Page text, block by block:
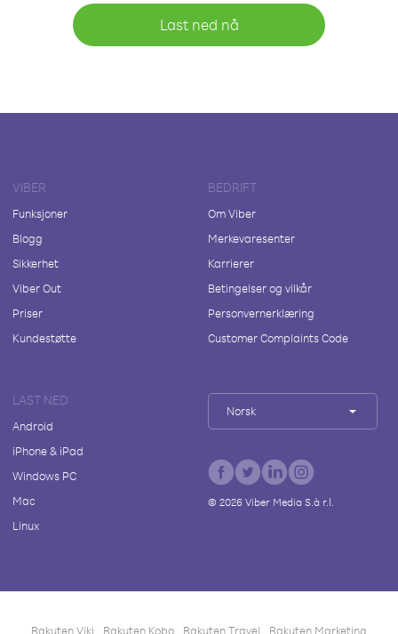
Last ned nå
VIBER
Funksjoner
Blogg
Sikkerhet
Viber Out
Priser
Kundestøtte
BEDRIFT
Om Viber
Merkevaresenter
Karrierer
Betingelser og vilkår
Personvernerklæring
Customer Complaints Code
LAST NED
Android
iPhone & iPad
Windows PC
Mac
Linux
Norsk
© 2026Viber Media S.à r.l.
Rakuten Viki Rakuten Kobo Rakuten Travel Rakuten Marketing